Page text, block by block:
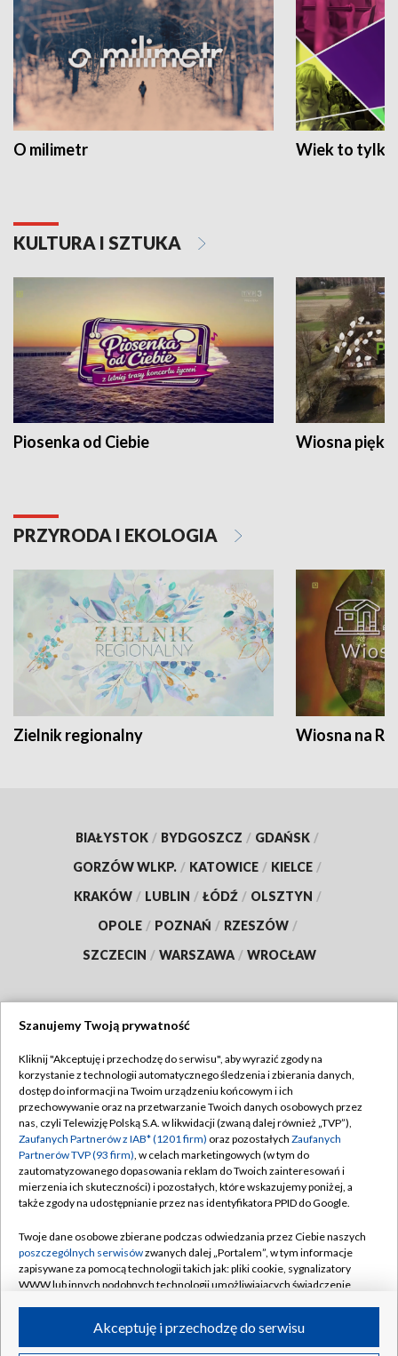
O milimetr Wiek to tylko
KULTURA I SZTUKA
Piosenka od Ciebie Wiosna
PRZYRODA I EKOLOGIA
Zielnik regionalny Wiosna na
BIAŁYSTOK / BYDGOSZCZ / GDAŃSK /
GORZÓW WLKP. / KATOWICE / KIELCE /
KRAKÓW / LUBLIN / ŁÓDŹ / OLSZTYN /
OPOLE / POZNAŃ / RZESZÓW /
SZCZECIN / WARSZAWA / WROCŁAW
TVP
Abonament TVP
Emisja w TVP
Centrum informacji TVP
Naziemna Telewizja Cyfrowa
Rada Programowa
System NOS
Informacje o nadawcy
Program dla prasy
Regulamin TVP
Polityka prywatności
Moje zgody
Pomoc
Kontakt
Kanały
Szanujemy Twoją prywatność
Kliknij "Akceptuję i przechodzę do serwisu", aby wyrazić zgody na
korzystanie z technologii automatycznego śledzenia i zbierania danych,
dostęp do informacji na Twoim urządzeniu końcowym i ich
przechowywanie oraz na przetwarzanie Twoich danych osobowych przez
nas, czyli Telewizję Polską S.A. w likwidacji (zwaną dalej również „TVP”),
Zaufanych Partnerów z IAB* (1201 firm) oraz pozostałych Zaufanych
Partnerów TVP (93 firm), w celach marketingowych (w tym do
zautomatyzowanego dopasowania reklam do Twoich zainteresowań i
mierzenia ich skuteczności) i pozostałych, które wskazujemy poniżej, a
także zgody na udostępnianie przez nas identyfikatora PPID do Google.
Twoje dane osobowe zbierane podczas odwiedzania przez Ciebie naszych
poszczególnych serwisówzwanych dalej „Portalem”, w tym informacje
zapisywane za pomocą technologii takich jak: pliki cookie, sygnalizatory
WWW lub innych podobnych technologii umożliwiających świadczenie
ruchu w Internecie.Akceptuję i przechodzę do serwisu